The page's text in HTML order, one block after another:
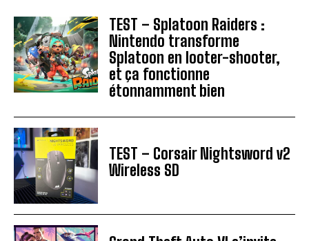
TEST – Splatoon Raiders :
Nintendo transforme
Splatoon en looter-shooter,
et ça fonctionne
étonnamment bien
TEST – Corsair Nightsword v2
Wireless SD